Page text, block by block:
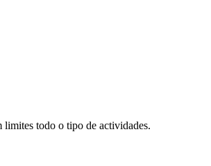
limites todo o tipo de actividades.